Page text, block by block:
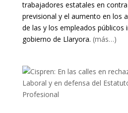
trabajadores estatales en
previsional y el aumento en los
de las y los empleados públicos
gobierno de Llaryora. (más…)